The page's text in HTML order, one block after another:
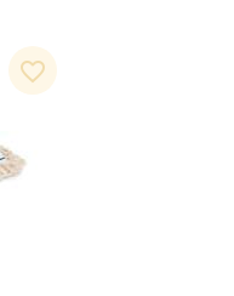
favorite_border